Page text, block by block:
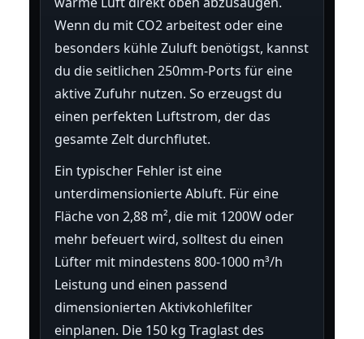
Wenn du mit CO2 arbeitest oder eine
besonders kühle Zuluft benötigst, kannst
du die seitlichen 250mm-Ports für eine
aktive Zufuhr nutzen. So erzeugst du
einen perfekten Luftstrom, der das
gesamte Zelt durchflutet.
Ein typischer Fehler ist eine
unterdimensionierte Abluft. Für eine
Fläche von 2,88 m², die mit 1200W oder
mehr befeuert wird, solltest du einen
Lüfter mit mindestens 800-1000 m³/h
Leistung und einen passend
dimensionierten Aktivkohlefilter
einplanen. Die 150 kg Traglast des